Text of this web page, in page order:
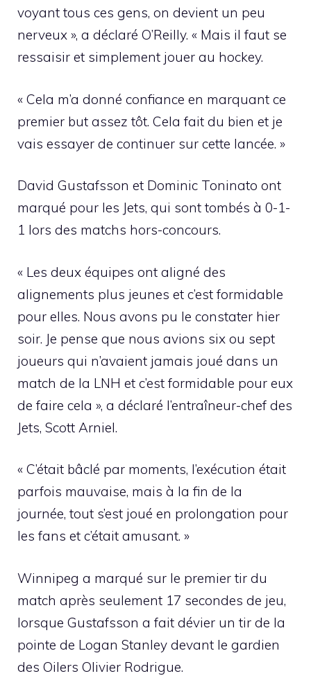
voyant tous ces gens, on devient un peu
nerveux », a déclaré O’Reilly. « Mais il faut se
ressaisir et simplement jouer au hockey.
« Cela m’a donné confiance en marquant ce
premier but assez tôt. Cela fait du bien et je
vais essayer de continuer sur cette lancée. »
David Gustafsson et Dominic Toninato ont
marqué pour les Jets, qui sont tombés à 0-1-
1 lors des matchs hors-concours.
« Les deux équipes ont aligné des
alignements plus jeunes et c’est formidable
pour elles. Nous avons pu le constater hier
soir. Je pense que nous avions six ou sept
joueurs qui n’avaient jamais joué dans un
match de la LNH et c’est formidable pour eux
de faire cela », a déclaré l’entraîneur-chef des
Jets, Scott Arniel.
« C’était bâclé par moments, l’exécution était
parfois mauvaise, mais à la fin de la
journée, tout s’est joué en prolongation pour
les fans et c’était amusant. »
Winnipeg a marqué sur le premier tir du
match après seulement 17 secondes de jeu,
lorsque Gustafsson a fait dévier un tir de la
pointe de Logan Stanley devant le gardien
des Oilers Olivier Rodrigue.